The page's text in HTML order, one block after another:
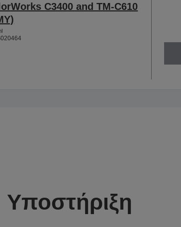
C3400 and TM-C610
Υποστήριξη